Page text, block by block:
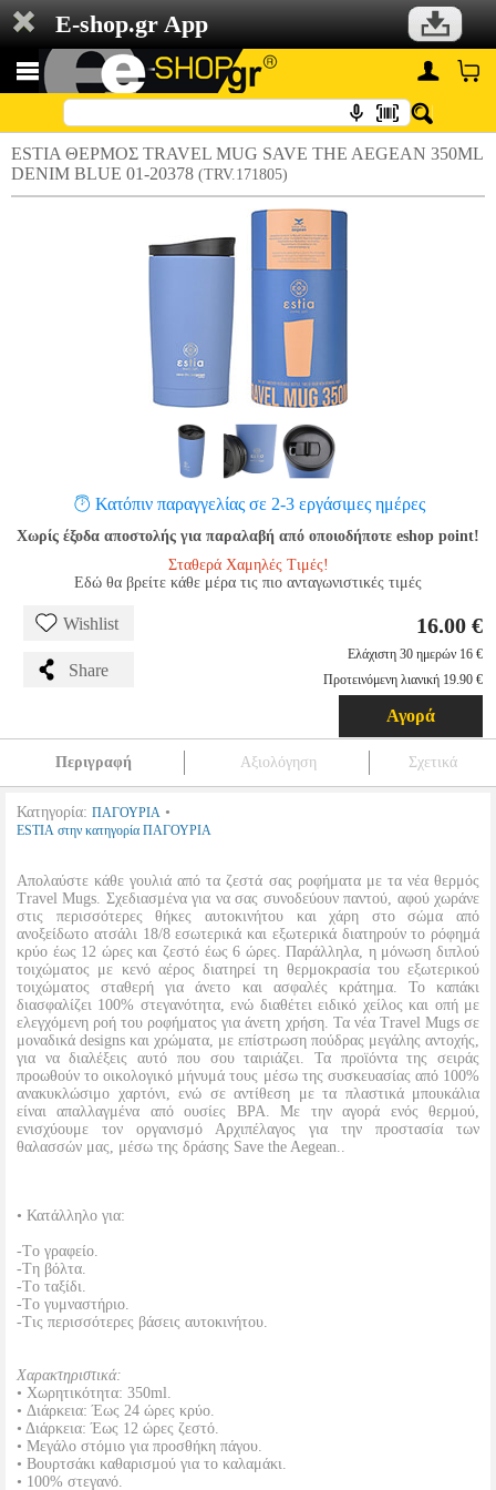
E-shop.gr App
ESTIA ΘΕΡΜΟΣ TRAVEL MUG SAVE THE AEGEAN 350ML
DENIM BLUE 01-20378 (TRV.171805)
Κατόπιν παραγγελίας σε 2-3 εργάσιμες ημέρες
Χωρίς έξοδα αποστολής για παραλαβή από οποιοδήποτε eshop point!
Σταθερά Χαμηλές Τιμές!
Εδώ θα βρείτε κάθε μέρα τις πιο ανταγωνιστικές τιμές
Wishlist
Share
16.00 €
Ελάχιστη 30 ημερών 16 €
Προτεινόμενη λιανική 19.90 €
Αγορά
Περιγραφή Αξιολόγηση Σχετικά
Κατηγορία: ΠΑΓΟΥΡΙΑ •
ESTIA στην κατηγορία ΠΑΓΟΥΡΙΑ
Απολαύστε κάθε γουλιά από τα ζεστά σας ροφήματα με τα νέα θερμός
Travel Mugs. Σχεδιασμένα για να σας συνοδεύουν παντού, αφού χωράνε
στις περισσότερες θήκες αυτοκινήτου και χάρη στο σώμα από
ανοξείδωτο ατσάλι 18/8 εσωτερικά και εξωτερικά διατηρούν το ρόφημά
κρύο έως 12 ώρες και ζεστό έως 6 ώρες. Παράλληλα, η μόνωση διπλού
τοιχώματος με κενό αέρος διατηρεί τη θερμοκρασία του εξωτερικού
τοιχώματος σταθερή για άνετο και ασφαλές κράτημα. Το καπάκι
διασφαλίζει 100% στεγανότητα, ενώ διαθέτει ειδικό χείλος και οπή με
ελεγχόμενη ροή του ροφήματος για άνετη χρήση. Τα νέα Travel Mugs σε
μοναδικά designs και χρώματα, με επίστρωση πούδρας μεγάλης αντοχής,
για να διαλέξεις αυτό που σου ταιριάζει. Τα προϊόντα της σειράς
προωθούν το οικολογικό μήνυμά τους μέσω της συσκευασίας από 100%
ανακυκλώσιμο χαρτόνι, ενώ σε αντίθεση με τα πλαστικά μπουκάλια
είναι απαλλαγμένα από ουσίες BPA. Με την αγορά ενός θερμού,
ενισχύουμε τον οργανισμό Αρχιπέλαγος για την προστασία των
θαλασσών μας, μέσω της δράσης Save the Aegean..
• Κατάλληλο για:
-Tο γραφείο.
-Tη βόλτα.
-Tο ταξίδι.
-Tο γυμναστήριο.
-Τις περισσότερες βάσεις αυτοκινήτου.
Χαρακτηριστικά:
• Χωρητικότητα: 350ml.
• Διάρκεια: Έως 24 ώρες κρύο.
• Διάρκεια: Έως 12 ώρες ζεστό.
• Μεγάλο στόμιο για προσθήκη πάγου.
• Βουρτσάκι καθαρισμού για το καλαμάκι.
• 100% στεγανό.